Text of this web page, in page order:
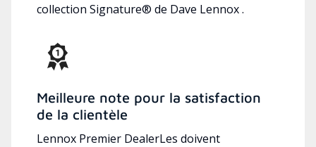
collection Signature® de Dave Lennox .
Meilleure note pour la satisfaction
de la clientèle
Lennox Premier DealerLes doivent